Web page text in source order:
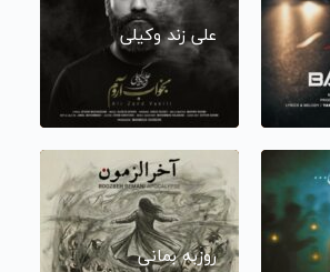
علی زند وکیلی
روزبه بمانی